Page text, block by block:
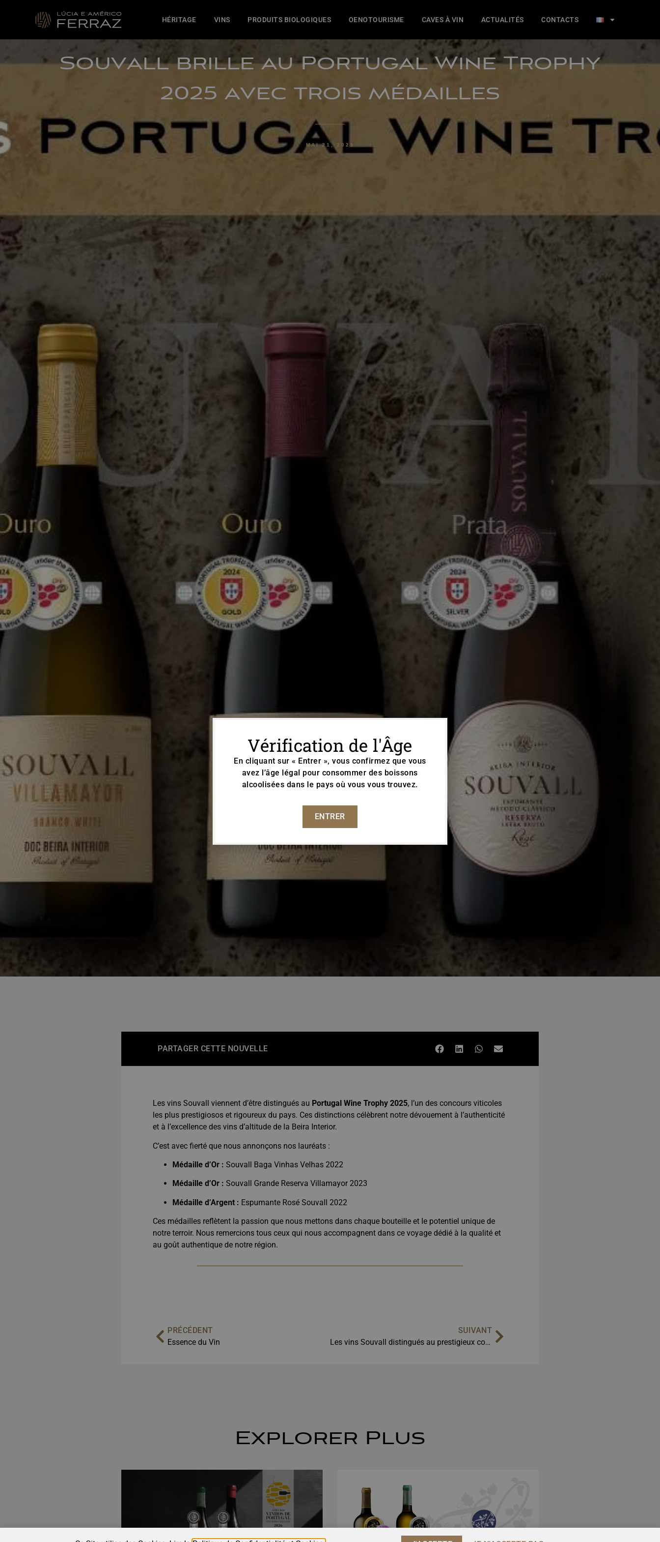
HÉRITAGE VINS PRODUITS BIOLOGIQUES OENOTOURISME CAVES À VIN ACTUALITÉS CONTACTS
Souvall brille au Portugal Wine Trophy
2025 avec trois médailles
MAI 21, 2025
PARTAGER CETTE NOUVELLE
Les vins Souvall viennent d’être distingués au Portugal Wine Trophy 2025, l’un des concours viticoles
les plus prestigiosos et rigoureux du pays. Ces distinctions célèbrent notre dévouement à l’authenticité
et à l’excellence des vins d’altitude de la Beira Interior.
C’est avec fierté que nous annonçons nos lauréats :
Médaille d’Or : Souvall Baga Vinhas Velhas 2022
Médaille d’Or : Souvall Grande Reserva Villamayor 2023
Médaille d’Argent : Espumante Rosé Souvall 2022
Ces médailles reflètent la passion que nous mettons dans chaque bouteille et le potentiel unique de
notre terroir. Nous remercions tous ceux qui nous accompagnent dans ce voyage dédié à la qualité et
au goût authentique de notre région.
PRÉCÉDENT
Essence du Vin
SUIVANT
Les vins Souvall distingués au prestigieux concours « A Escolha do Mercado 2025
Explorer Plus
Vérification de l'Âge
En cliquant sur « Entrer », vous confirmez que vous
avez l’âge légal pour consommer des boissons
alcoolisées dans le pays où vous vous trouvez.
ENTRER